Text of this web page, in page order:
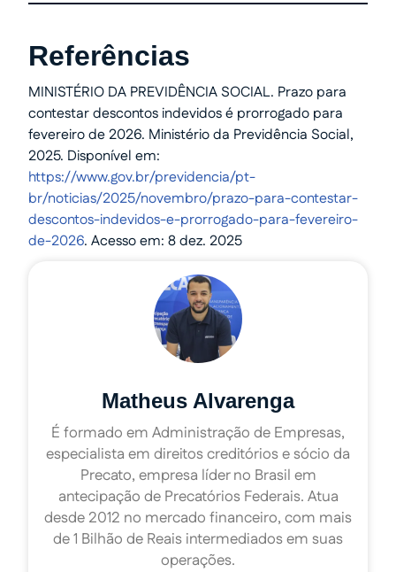
Referências
MINISTÉRIO DA PREVIDÊNCIA SOCIAL. Prazo para
contestar descontos indevidos é prorrogado para
fevereiro de 2026. Ministério da Previdência Social,
2025. Disponível em:
https://www.gov.br/previdencia/pt-
br/noticias/2025/novembro/prazo-para-contestar-
descontos-indevidos-e-prorrogado-para-fevereiro-
de-2026. Acesso em: 8 dez. 2025
Matheus Alvarenga
É formado em Administração de Empresas,
especialista em direitos creditórios e sócio da
Precato, empresa líder no Brasil em
antecipação de Precatórios Federais. Atua
desde 2012 no mercado financeiro, com mais
de 1 Bilhão de Reais intermediados em suas
operações.